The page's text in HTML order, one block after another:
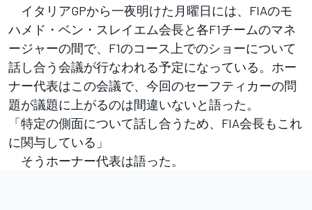
イタリアGPから一夜明けた月曜日には、FIAのモ
ハメド・ベン・スレイエム会長と各F1チームのマネ
ージャーの間で、F1のコース上でのショーについて
話し合う会議が行なわれる予定になっている。ホー
ナー代表はこの会議で、今回のセーフティカーの問
題が議題に上がるのは間違いないと語った。
「特定の側面について話し合うため、FIA会長もこれ
に関与している」
そうホーナー代表は語った。